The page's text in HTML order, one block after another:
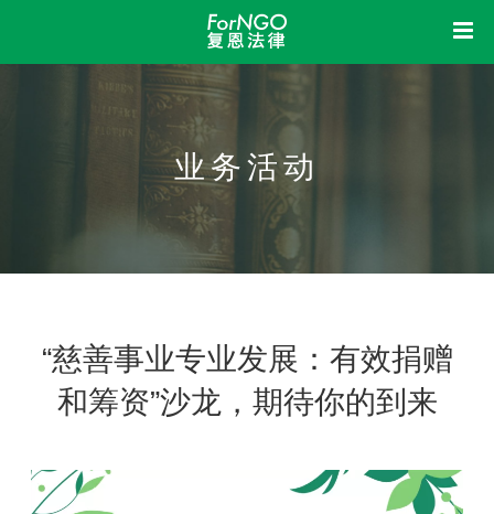
法律体检
法律咨询
法律培训
加入我们
业务活动
“慈善事业专业发展：有效捐赠
和筹资”沙龙，期待你的到来